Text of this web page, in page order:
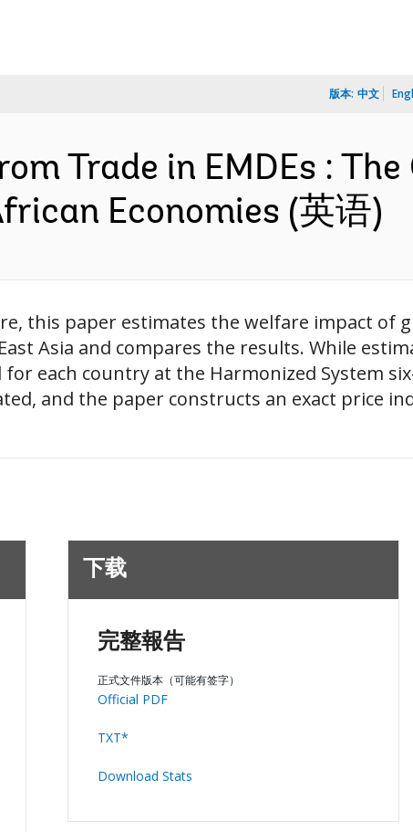
版本: 中文
Trade in EMDEs :
Economies (英语)
this paper estimates the welfare impact of
Asia and compares the results. While
each country at the Harmonized System
and the paper constructs an exact price
下载
完整報告
正式文件版本（可能有签字）
Official PDF
TXT*
Download Stats